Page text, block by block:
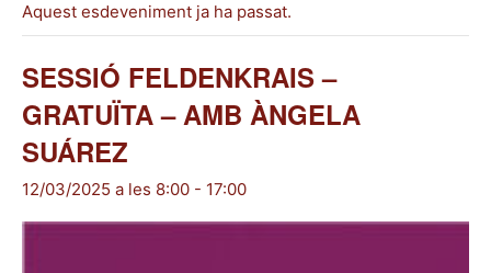
Aquest esdeveniment ja ha passat.
SESSIÓ FELDENKRAIS –
GRATUÏTA – AMB ÀNGELA
SUÁREZ
12/03/2025 a les 8:00 - 17:00